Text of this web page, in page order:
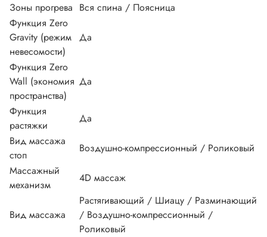
Зоны прогрева Вся спина / Поясница
Функция Zero
Gravity (режим
невесомости)
Да
Функция Zero
Wall (экономия
пространства)
Да
Функция
растяжки
Да
Вид массажа
стоп
Воздушно-компрессионный / Роликовый
Массажный
механизм
4D массаж
Вид массажа
Растягивающий / Шиацу / Разминающий
/ Воздушно-компрессионный /
Роликовый